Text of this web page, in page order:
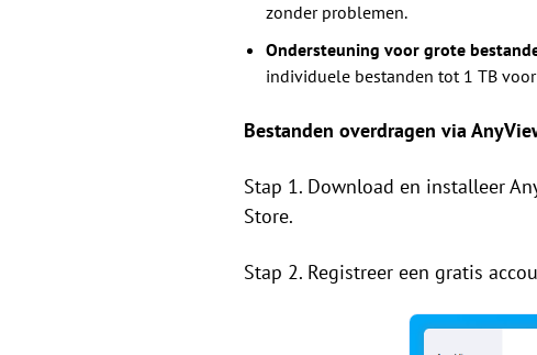
zonder problemen.
Ondersteuning voor grote
individuele bestanden tot 1 TB
Bestanden overdragen via
Stap 1. Download en installeer
Store.
Stap 2. Registreer een gratis